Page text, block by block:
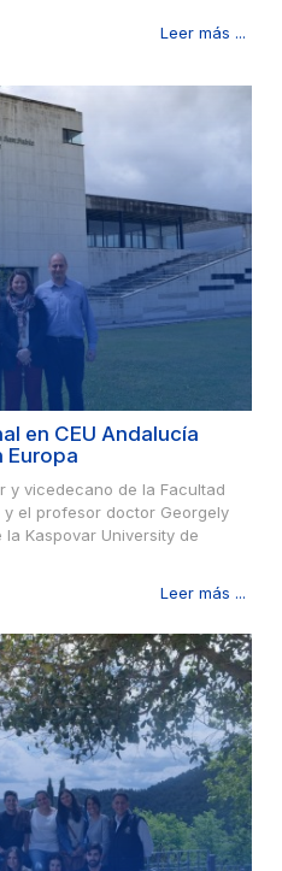
Leer más ...
en CEU Andalucía
Europa
y vicedecano de la Facultad
y el profesor doctor Georgely
Kaspovar University de
Leer más ...